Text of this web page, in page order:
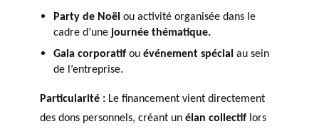
Party de Noël ou activité organisée dans le
cadre d’unejournée thématique.
Gala corporatif ouévénement spécial au sein
de l’entreprise.
Particularité : Le financement vient directement
des dons personnels, créant un élan collectif lors